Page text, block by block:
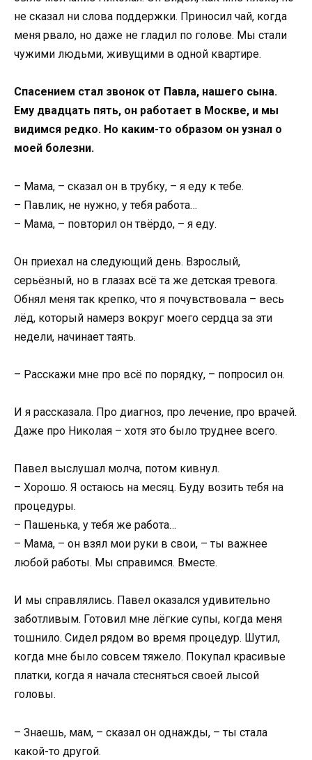
не сказал ни слова поддержки. Приносил чай, когда
меня рвало, но даже не гладил по голове. Мы стали
чужими людьми, живущими в одной квартире.
Спасением стал звонок от Павла, нашего сына.
Ему двадцать пять, он работает в Москве, и мы
видимся редко. Но каким-то образом он узнал о
моей болезни.
– Мама, – сказал он в трубку, – я еду к тебе.
– Павлик, не нужно, у тебя работа…
– Мама, – повторил он твёрдо, – я еду.
Он приехал на следующий день. Взрослый,
серьёзный, но в глазах всё та же детская тревога.
Обнял меня так крепко, что я почувствовала – весь
лёд, который намерз вокруг моего сердца за эти
недели, начинает таять.
– Расскажи мне про всё по порядку, – попросил он.
И я рассказала. Про диагноз, про лечение, про врачей.
Даже про Николая – хотя это было труднее всего.
Павел выслушал молча, потом кивнул.
– Хорошо. Я остаюсь на месяц. Буду возить тебя на
процедуры.
– Пашенька, у тебя же работа…
– Мама, – он взял мои руки в свои, – ты важнее
любой работы. Мы справимся. Вместе.
И мы справлялись. Павел оказался удивительно
заботливым. Готовил мне лёгкие супы, когда меня
тошнило. Сидел рядом во время процедур. Шутил,
когда мне было совсем тяжело. Покупал красивые
платки, когда я начала стесняться своей лысой
головы.
– Знаешь, мам, – сказал он однажды, – ты стала
какой-то другой.